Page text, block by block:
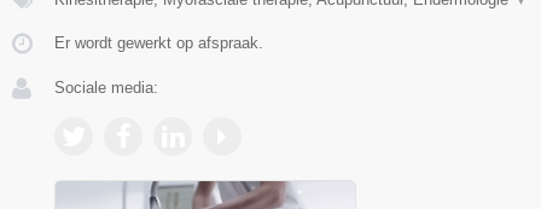
Er wordt gewerkt op afspraak.
Sociale media: